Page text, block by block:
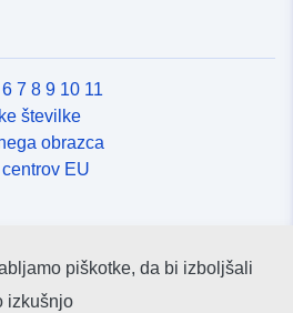
7 8 9 10 11
številke
obrazca
centrov EU
EU
piškotke, da bi izboljšali
izkušnjo